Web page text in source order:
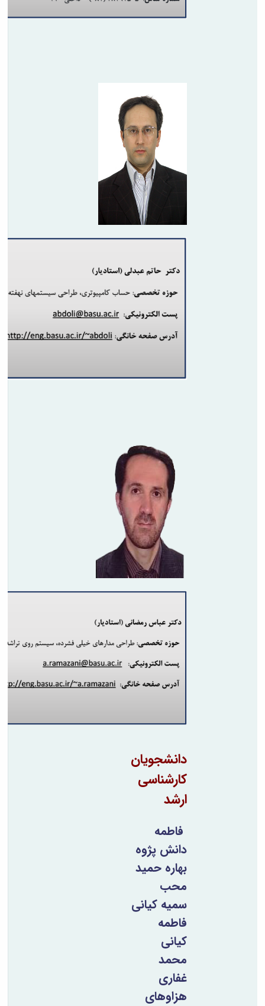
دانشجویان
کارشناسی
ارشد
فاطمه
دانش پژوه
بهاره حمید
محب
سمیه کیانی
فاطمه
کیانی
محمد
غفاری
هزاوه­ای